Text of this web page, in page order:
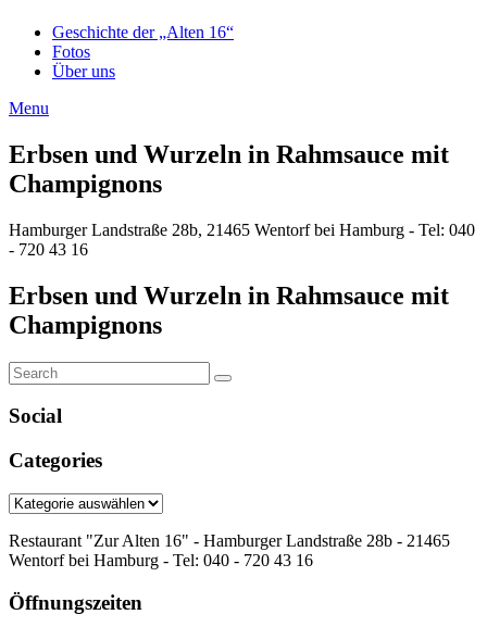
Geschichte der „Alten 16“
Fotos
Über uns
Menu
Erbsen und Wurzeln in Rahmsauce mit
Champignons
Hamburger Landstraße 28b, 21465 Wentorf bei Hamburg - Tel: 040
- 720 43 16
Erbsen und Wurzeln in Rahmsauce mit
Champignons
Search
for:
Search
Social
Categories
Categories
Restaurant "Zur Alten 16" - Hamburger Landstraße 28b - 21465
Wentorf bei Hamburg - Tel: 040 - 720 43 16
Öffnungszeiten